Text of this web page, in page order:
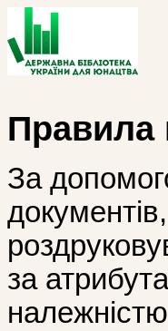
Правила
За
за